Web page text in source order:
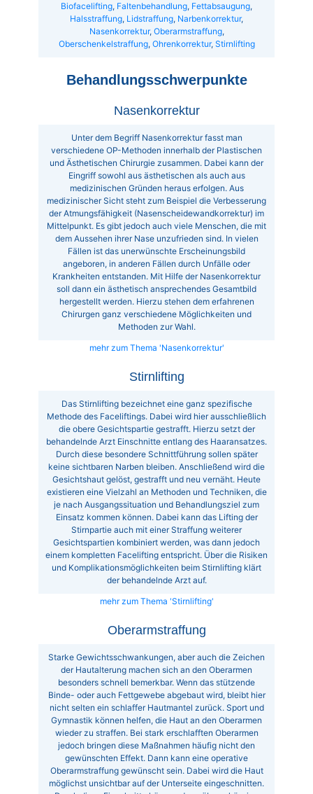
Biofacelifting, Faltenbehandlung, Fettabsaugung,
Halsstraffung, Lidstraffung, Narbenkorrektur,
Nasenkorrektur, Oberarmstraffung,
Oberschenkelstraffung, Ohrenkorrektur, Stirnlifting
Behandlungsschwerpunkte
Nasenkorrektur
Unter dem Begriff Nasenkorrektur fasst man
verschiedene OP-Methoden innerhalb der Plastischen
und Ästhetischen Chirurgie zusammen. Dabei kann der
Eingriff sowohl aus ästhetischen als auch aus
medizinischen Gründen heraus erfolgen. Aus
medizinischer Sicht steht zum Beispiel die Verbesserung
der Atmungsfähigkeit (Nasenscheidewandkorrektur) im
Mittelpunkt. Es gibt jedoch auch viele Menschen, die mit
dem Aussehen ihrer Nase unzufrieden sind. In vielen
Fällen ist das unerwünschte Erscheinungsbild
angeboren, in anderen Fällen durch Unfälle oder
Krankheiten entstanden. Mit Hilfe der Nasenkorrektur
soll dann ein ästhetisch ansprechendes Gesamtbild
hergestellt werden. Hierzu stehen dem erfahrenen
Chirurgen ganz verschiedene Möglichkeiten und
Methoden zur Wahl.
mehr zum Thema 'Nasenkorrektur'
Stirnlifting
Das Stirnlifting bezeichnet eine ganz spezifische
Methode des Faceliftings. Dabei wird hier ausschließlich
die obere Gesichtspartie gestrafft. Hierzu setzt der
behandelnde Arzt Einschnitte entlang des Haaransatzes.
Durch diese besondere Schnittführung sollen später
keine sichtbaren Narben bleiben. Anschließend wird die
Gesichtshaut gelöst, gestrafft und neu vernäht. Heute
existieren eine Vielzahl an Methoden und Techniken, die
je nach Ausgangssituation und Behandlungsziel zum
Einsatz kommen können. Dabei kann das Lifting der
Stirnpartie auch mit einer Straffung weiterer
Gesichtspartien kombiniert werden, was dann jedoch
einem kompletten Facelifting entspricht. Über die Risiken
und Komplikationsmöglichkeiten beim Stirnlifting klärt
der behandelnde Arzt auf.
mehr zum Thema 'Stirnlifting'
Oberarmstraffung
Starke Gewichtsschwankungen, aber auch die Zeichen
der Hautalterung machen sich an den Oberarmen
besonders schnell bemerkbar. Wenn das stützende
Binde- oder auch Fettgewebe abgebaut wird, bleibt hier
nicht selten ein schlaffer Hautmantel zurück. Sport und
Gymnastik können helfen, die Haut an den Oberarmen
wieder zu straffen. Bei stark erschlafften Oberarmen
jedoch bringen diese Maßnahmen häufig nicht den
gewünschten Effekt. Dann kann eine operative
Oberarmstraffung gewünscht sein. Dabei wird die Haut
möglichst unsichtbar auf der Unterseite eingeschnitten.